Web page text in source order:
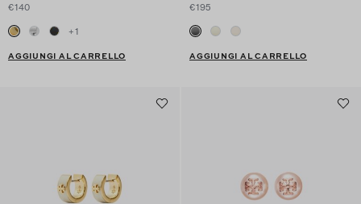
€140
+1
AGGIUNGI AL CARRELLO
€195
AGGIUNGI AL CARRELLO